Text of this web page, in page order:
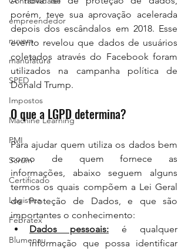
empreendedor
nuvem
manufatura
SPED
Impostos
Machine Learning
PMI
Scrum
Certificado
Logistica
Febratex
Blumenau
porém, teve sua aprovação acelerada
depois dos escândalos em 2018. Esse
evento revelou que dados de usuários
coletados através do Facebook foram
utilizados na campanha política de
Donald Trump.
O que a LGPD determina?
Para ajudar quem utiliza os dados bem
como de quem fornece as
informações, abaixo seguem alguns
termos os quais compõem a Lei Geral
de Proteção de Dados, e que são
importantes o conhecimento:
Dados pessoais: é qualquer
informação que possa identificar